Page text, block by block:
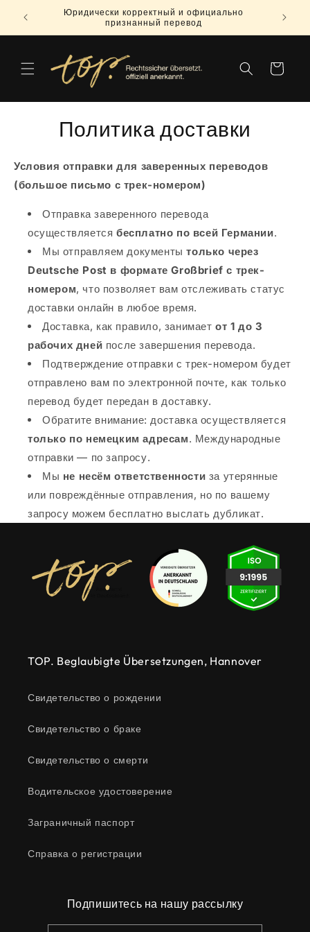
Юридически корректный и официально
признанный перевод
Корзина
Политика доставки
Условия отправки для заверенных переводов
(большое письмо с трек-номером)
Отправка заверенного перевода
осуществляется бесплатно по всей Германии.
Мы отправляем документытолько через
Deutsche Post в формате Großbrief с трек-
номером, что позволяет вам отслеживать статус
доставки онлайн в любое время.
Доставка, как правило, занимаетот 1 до 3
рабочих дней после завершения перевода.
Подтверждение отправки с трек-номером будет
отправлено вам по электронной почте, как только
перевод будет передан в доставку.
Обратите внимание: доставка осуществляется
только по немецким адресам. Международные
отправки — по запросу.
Мы не несём ответственности за утерянные
или повреждённые отправления, но по вашему
запросу можем бесплатно выслать дубликат.
TOP. Beglaubigte Übersetzungen, Hannover
Свидетельство о рождении
Свидетельство о браке
Свидетельство о смерти
Водительское удостоверение
Заграничный паспорт
Справка о регистрации
Подпишитесь на нашу рассылку